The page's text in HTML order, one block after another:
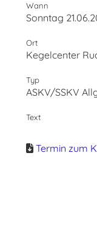
Wann
Sonntag
Ort
Kegelcenter
Typ
ASKV/SSKV
Text
Termin zum